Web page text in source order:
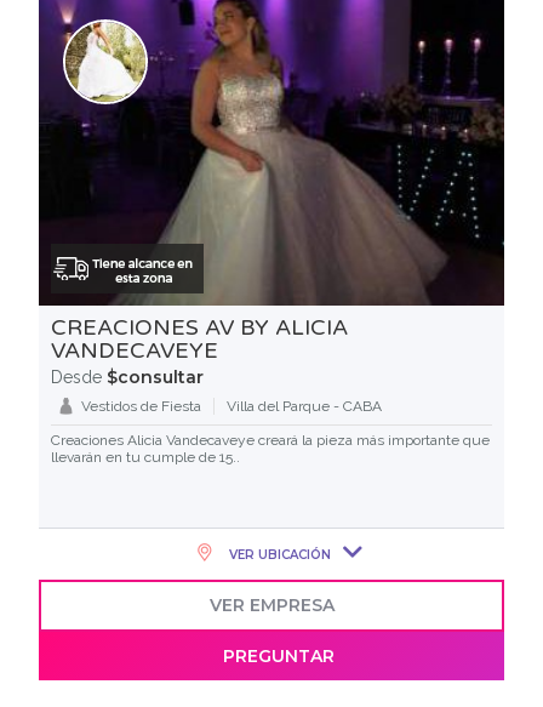
CREACIONES AV BY ALICIA
VANDECAVEYE
Desde $consultar
Vestidos de Fiesta
Villa del Parque - CABA
Creaciones Alicia Vandecaveye creará la pieza más importante que
llevarán en tu cumple de 15..
VER UBICACIÓN
VER EMPRESA
PREGUNTAR